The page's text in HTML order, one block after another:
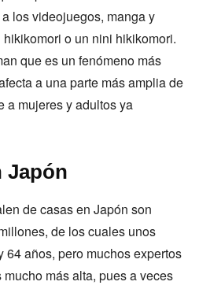
los videojuegos, manga y
o un nini hikikomori.
que es un fenómeno más
a una parte más amplia de
mujeres y adultos ya
Japón
de casas en Japón son
de los cuales unos
64 años, pero muchos expertos
más alta, pues a veces